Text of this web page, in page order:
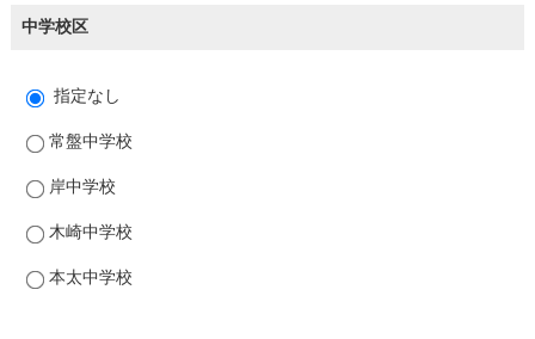
中学校区
指定なし
常盤中学校
岸中学校
木崎中学校
本太中学校